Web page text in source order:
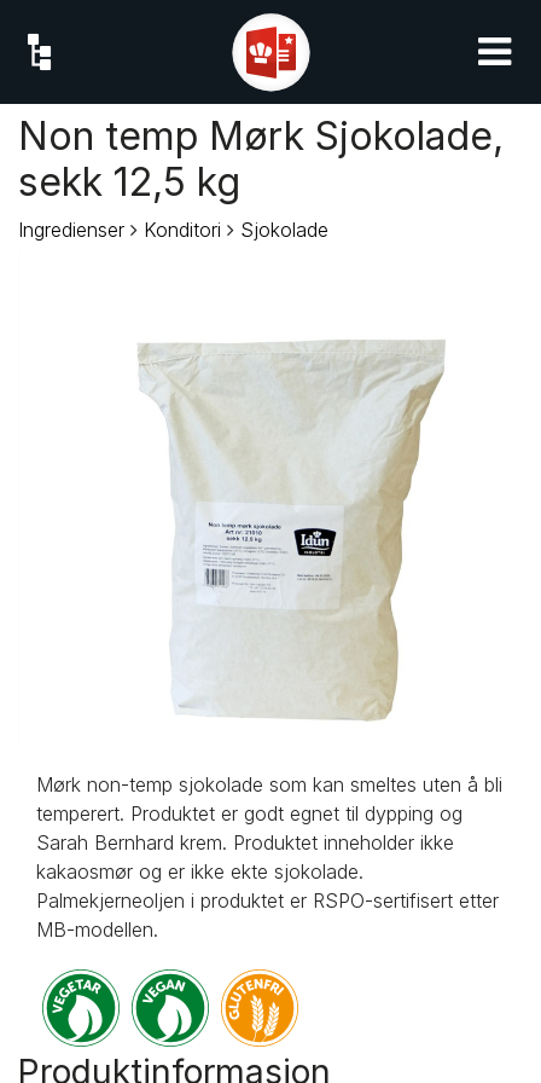
Non temp Mørk Sjokolade,
sekk 12,5 kg
Ingredienser Konditori Sjokolade
Mørk non-temp sjokolade som kan smeltes uten å bli
temperert. Produktet er godt egnet til dypping og
Sarah Bernhard krem. Produktet inneholder ikke
kakaosmør og er ikke ekte sjokolade.
Palmekjerneoljen i produktet er RSPO-sertifisert etter
MB-modellen.
Produktinformasjon